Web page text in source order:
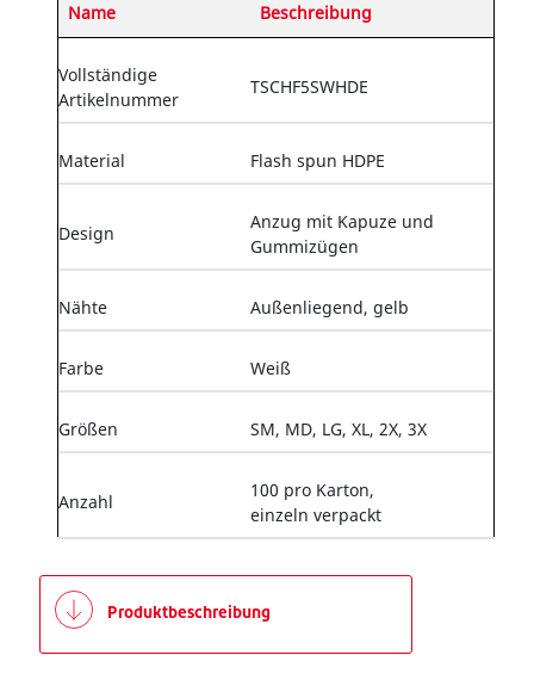
Name Beschreibung
Vollständige
Artikelnummer
TSCHF5SWHDE
Material Flash spun HDPE
Design
Anzug mit Kapuze und
Gummizügen
Nähte Außenliegend, gelb
Farbe Weiß
Größen SM, MD, LG, XL, 2X, 3X
Anzahl
100 pro Karton,
einzeln verpackt
Produktbeschreibung